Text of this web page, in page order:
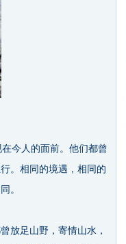
今人的面前。他们都曾
。相同的境遇，相同的
。
放足山野，寄情山水，